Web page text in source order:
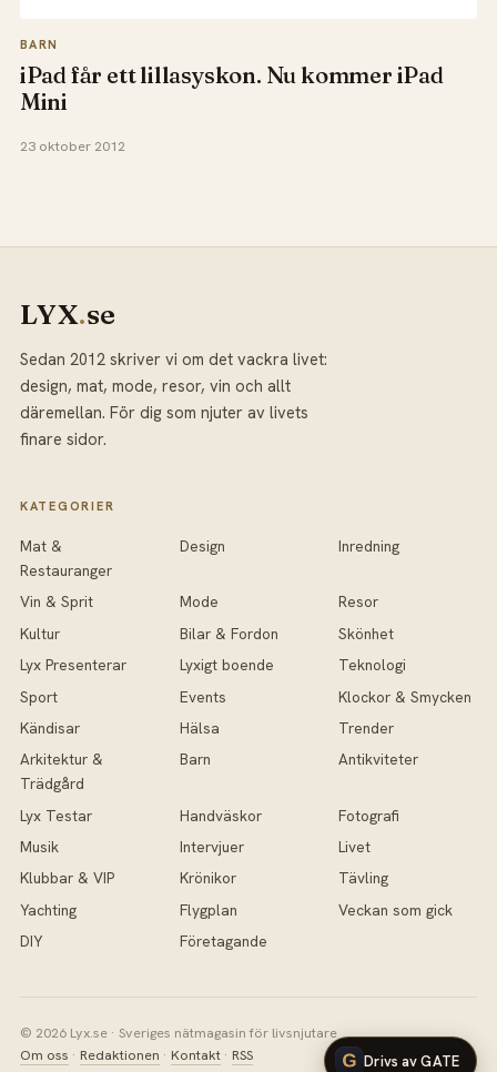
BARN
iPad får ett lillasyskon. Nu kommer iPad
Mini
23 oktober 2012
LYX.se
Sedan 2012 skriver vi om det vackra livet:
design, mat, mode, resor, vin och allt
däremellan. För dig som njuter av livets
finare sidor.
KATEGORIER
Mat &
Restauranger
Design Inredning
Vin & Sprit Mode
Resor
Kultur
Bilar & Fordon
Skönhet
Lyx Presenterar
Lyxigt boende
Teknologi
Sport
Events
Klockor & Smycken
Kändisar
Hälsa
Trender
Arkitektur &
Trädgård
Barn Antikviteter
Lyx Testar Handväskor
Fotografi
Musik
Intervjuer
Livet
Klubbar & VIP
Krönikor
Tävling
Yachting
Flygplan
Veckan som gick
DIY
Företagande
© 2026 Lyx.se · Sveriges nätmagasin för livsnjutare
Om oss · Redaktionen · Kontakt· RSS Drivs av GATE